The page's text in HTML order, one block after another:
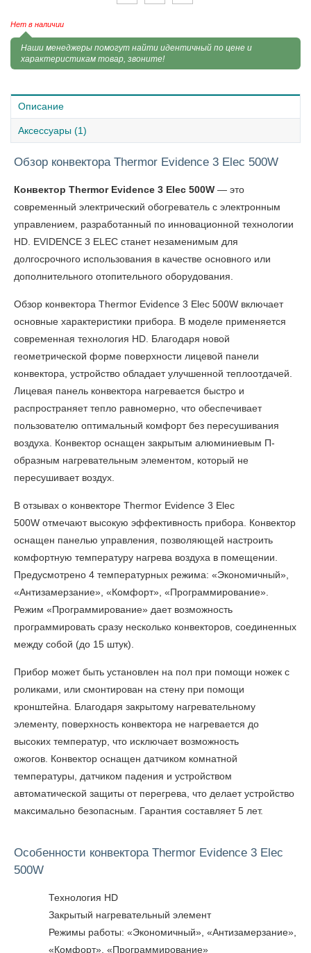
Нет в наличии
Наши менеджеры помогут найти идентичный по цене и
характеристикам товар, звоните!
Описание
Аксессуары (1)
Обзор конвектора Thermor Evidence 3 Elec 500W
Конвектор Thermor Evidence 3 Elec 500W — это
современный электрический обогреватель с электронным
управлением, разработанный по инновационной технологии
HD. EVIDENCE 3 ELEC станет незаменимым для
долгосрочного использования в качестве основного или
дополнительного отопительного оборудования.
Обзор конвектора Thermor Evidence 3 Elec 500W включает
основные характеристики прибора. В моделе применяется
современная технология HD. Благодаря новой
геометрической форме поверхности лицевой панели
конвектора, устройство обладает улучшенной теплоотдачей.
Лицевая панель конвектора нагревается быстро и
распространяет тепло равномерно, что обеспечивает
пользователю оптимальный комфорт без пересушивания
воздуха. Конвектор оснащен закрытым алюминиевым П-
образным нагревательным элементом, который не
пересушивает воздух.
В отзывах о конвекторе Thermor Evidence 3 Elec
500W отмечают высокую эффективность прибора. Конвектор
оснащен панелью управления, позволяющей настроить
комфортную температуру нагрева воздуха в помещении.
Предусмотрено 4 температурных режима: «Экономичный»,
«Антизамерзание», «Комфорт», «Программирование».
Режим «Программирование» дает возможность
программировать сразу несколько конвекторов, соединенных
между собой (до 15 штук).
Прибор может быть установлен на пол при помощи ножек с
роликами, или смонтирован на стену при помощи
кронштейна. Благодаря закрытому нагревательному
элементу, поверхность конвектора не нагревается до
высоких температур, что исключает возможность
ожогов. Конвектор оснащен датчиком комнатной
температуры, датчиком падения и устройством
автоматической защиты от перегрева, что делает устройство
максимально безопасным. Гарантия составляет 5 лет.
Особенности конвектора Thermor Evidence 3 Elec
500W
Технология HD
Закрытый нагревательный элемент
Режимы работы: «Экономичный», «Антизамерзание»,
«Комфорт», «Программирование»